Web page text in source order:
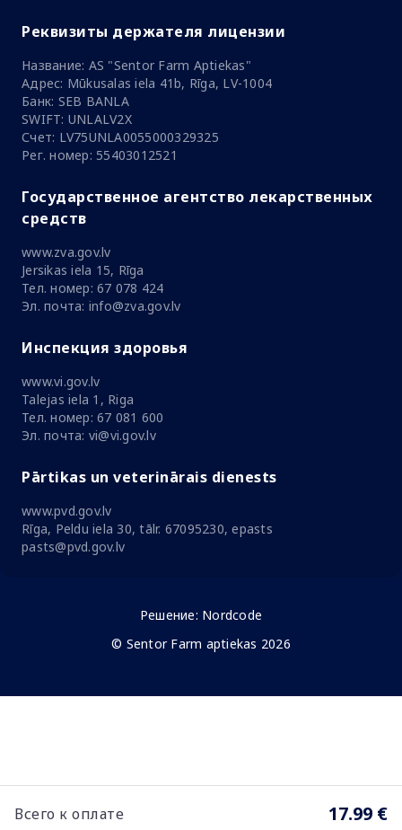
Всего к оплате 17.99 €
Реквизиты держателя лицензии
Название: AS "Sentor Farm Aptiekas"
Адрес: Mūkusalas iela 41b, Rīga, LV-1004
Банк: SEB BANLA
SWIFT: UNLALV2X
Счет: LV75UNLA0055000329325
Рег. номер: 55403012521
Государственное агентство лекарственных
средств
www.zva.gov.lv
Jersikas iela 15, Rīga
Тел. номер: 67 078 424
Эл. почта: info@zva.gov.lv
Инспекция здоровья
www.vi.gov.lv
Talejas iela 1, Riga
Тел. номер: 67 081 600
Эл. почта: vi@vi.gov.lv
Pārtikas un veterinārais dienests
www.pvd.gov.lv
Rīga, Peldu iela 30, tālr. 67095230, epasts
pasts@pvd.gov.lv
Решение: Nordcode
© Sentor Farm aptiekas 2026